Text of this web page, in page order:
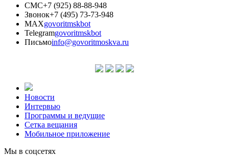
СМС+7 (925) 88-88-948
Звонок+7 (495) 73-73-948
MAXgovoritmskbot
Telegramgovoritmskbot
Письмоinfo@govoritmoskva.ru
Новости
Интервью
Программы и ведущие
Сетка вещания
Мобильное приложение
Мы в соцсетях